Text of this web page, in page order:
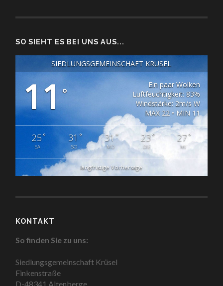
SO SIEHT ES BEI UNS AUS...
SIEDLUNGSGEMEINSCHAFT KRÜSEL
11°
Ein paar Wolken
Luftfeuchtigkeit: 83%
Windstärke: 2m/s W
MAX 22 • MIN 11
25°
SA
31 °
SO
31°
MO
23°
DIE
27°
MI
langfristige Vorhersage
KONTAKT
So finden Sie zu uns:
Siedlungsgemeinschaft Krüsel
Finkenstraße
D-48341 Altenberge